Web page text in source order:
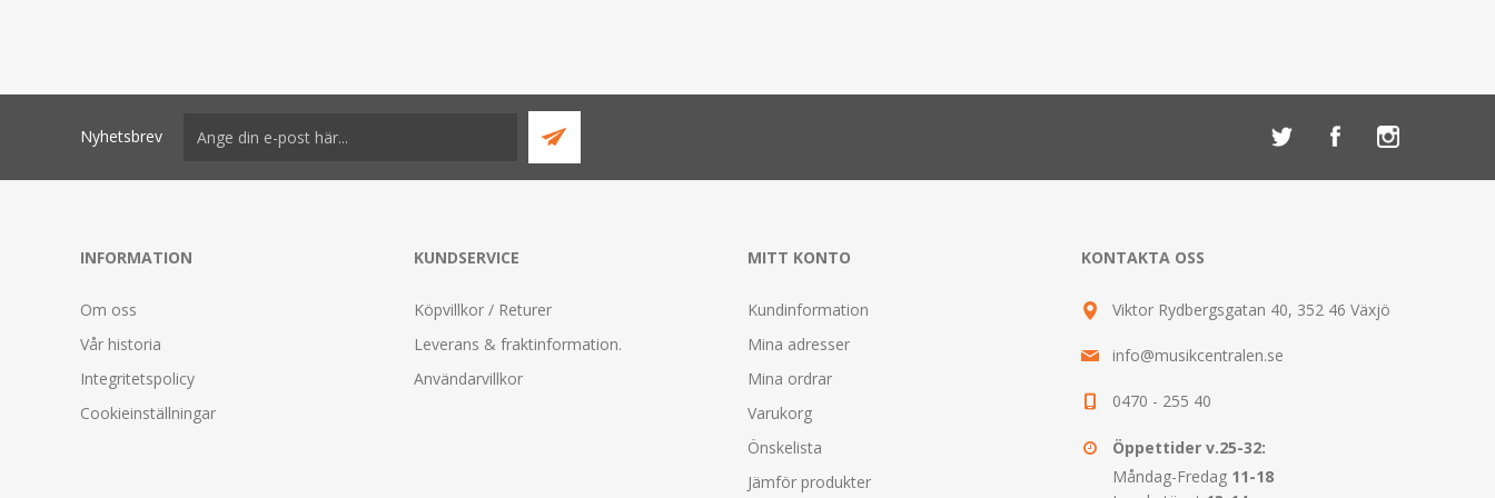
Nyhetsbrev
INFORMATION
Om oss
Vår historia
Integritetspolicy
Cookieinställningar
KUNDSERVICE
Köpvillkor / Returer
Leverans & fraktinformation.
Användarvillkor
MITT KONTO
Kundinformation
Mina adresser
Mina ordrar
Varukorg
Önskelista
Jämför produkter
KONTAKTA OSS
Viktor Rydbergsgatan 40, 352 46 Växjö
info@musikcentralen.se
0470 - 255 40
Öppettider v.25-32:
Måndag-Fredag 11-18